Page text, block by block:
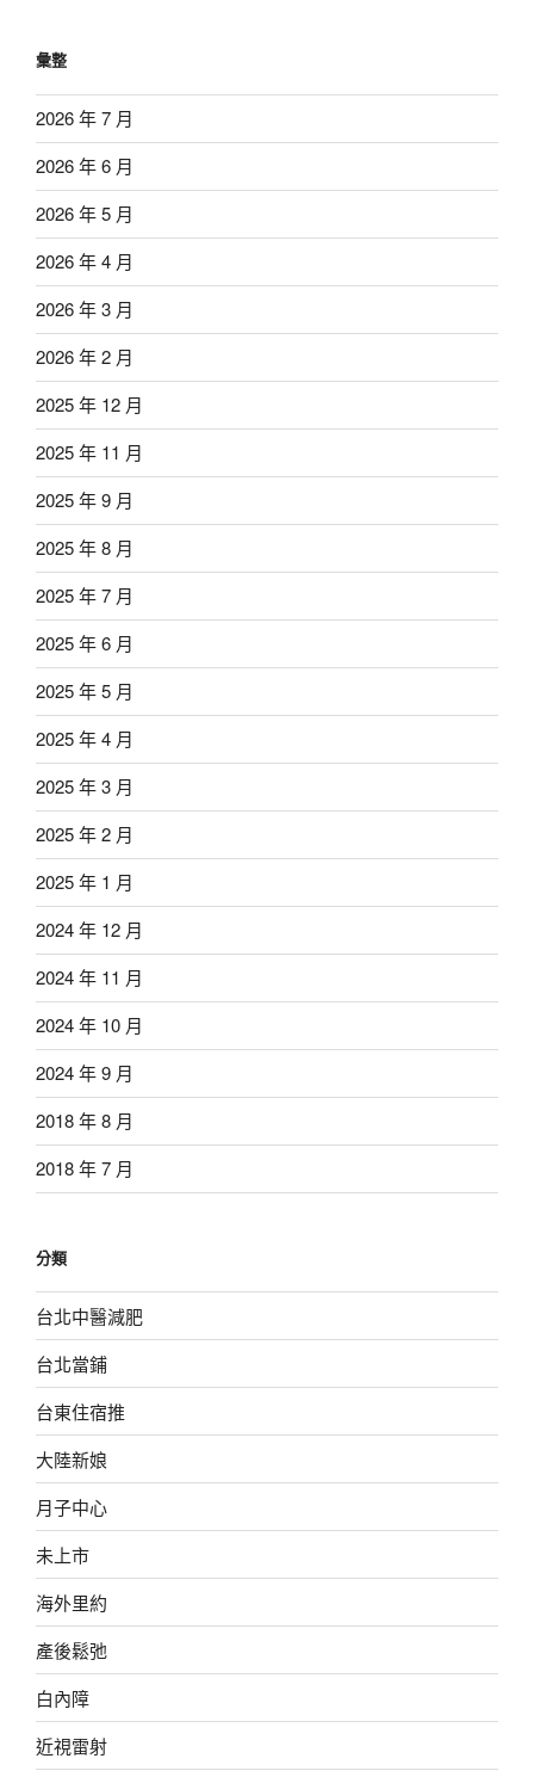
彙整
2026 年 7 月
2026 年 6 月
2026 年 5 月
2026 年 4 月
2026 年 3 月
2026 年 2 月
2025 年 12 月
2025 年 11 月
2025 年 9 月
2025 年 8 月
2025 年 7 月
2025 年 6 月
2025 年 5 月
2025 年 4 月
2025 年 3 月
2025 年 2 月
2025 年 1 月
2024 年 12 月
2024 年 11 月
2024 年 10 月
2024 年 9 月
2018 年 8 月
2018 年 7 月
分類
台北中醫減肥
台北當鋪
台東住宿推
大陸新娘
月子中心
未上市
海外里約
產後鬆弛
白內障
近視雷射